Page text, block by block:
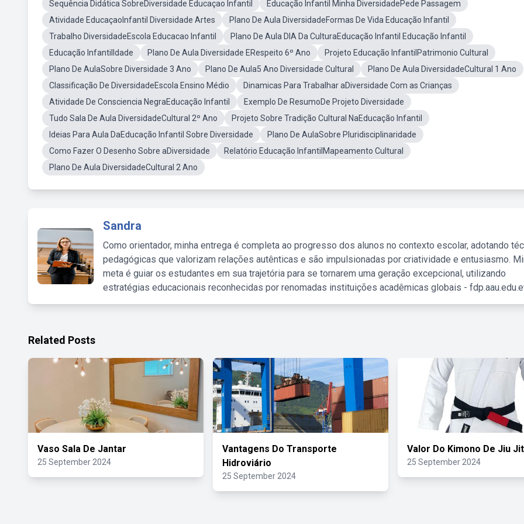
Sequência Didática SobreDiversidade Educaçao Infantil
Educação Infantil Minha DiversidadePede Passagem
Atividade EducaçaoInfantil Diversidade Artes
Plano De Aula DiversidadeFormas De Vida Educação Infantil
Trabalho DiversidadeEscola Educacao Infantil
Plano De Aula DIA Da CulturaEducação Infantil Educação Infantil
Educação InfantilIdade
Plano De Aula Diversidade ERespeito 6º Ano
Projeto Educação InfantilPatrimonio Cultural
Plano De AulaSobre Diversidade 3 Ano
Plano De Aula5 Ano Diversidade Cultural
Plano De Aula DiversidadeCultural 1 Ano
Classificação De DiversidadeEscola Ensino Médio
Dinamicas Para Trabalhar aDiversidade Com as Crianças
Atividade De Consciencia NegraEducação Infantil
Exemplo De ResumoDe Projeto Diversidade
Tudo Sala De Aula DiversidadeCultural 2º Ano
Projeto Sobre Tradição Cultural NaEducação Infantil
Ideias Para Aula DaEducação Infantil Sobre Diversidade
Plano De AulaSobre Pluridisciplinaridade
Como Fazer O Desenho Sobre aDiversidade
Relatório Educação InfantilMapeamento Cultural
Plano De Aula DiversidadeCultural 2 Ano
Sandra
Como orientador, minha entrega é completa ao progresso dos alunos no contexto escolar, adotando
pedagógicas que valorizam relações autênticas e são impulsionadas por criatividade e entusiasmo.
meta é guiar os estudantes em sua trajetória para se tornarem uma geração excepcional, utilizando
estratégias educacionais reconhecidas por renomadas instituições acadêmicas globais -
Related Posts
Vaso Sala De Jantar
25 September 2024
Vantagens Do Transporte
Hidroviário
25 September 2024
Valor Do Kimono De Jiu
25 September 2024